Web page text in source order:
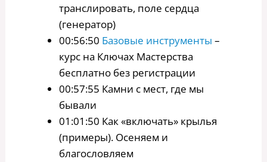
транслировать, поле сердца
(генератор)
00:56:50 Базовые инструменты –
курс на Ключах Мастерства
бесплатно без регистрации
00:57:55 Камни с мест, где мы
бывали
01:01:50 Как «включать» крылья
(примеры). Осеняем и
благословляем